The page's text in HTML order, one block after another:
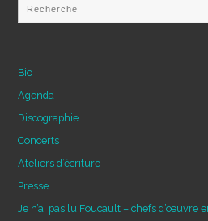
Bio
Agenda
Discographie
Concerts
Ateliers d’écriture
Presse
Je n’ai pas lu Foucault – chefs d’œuvre